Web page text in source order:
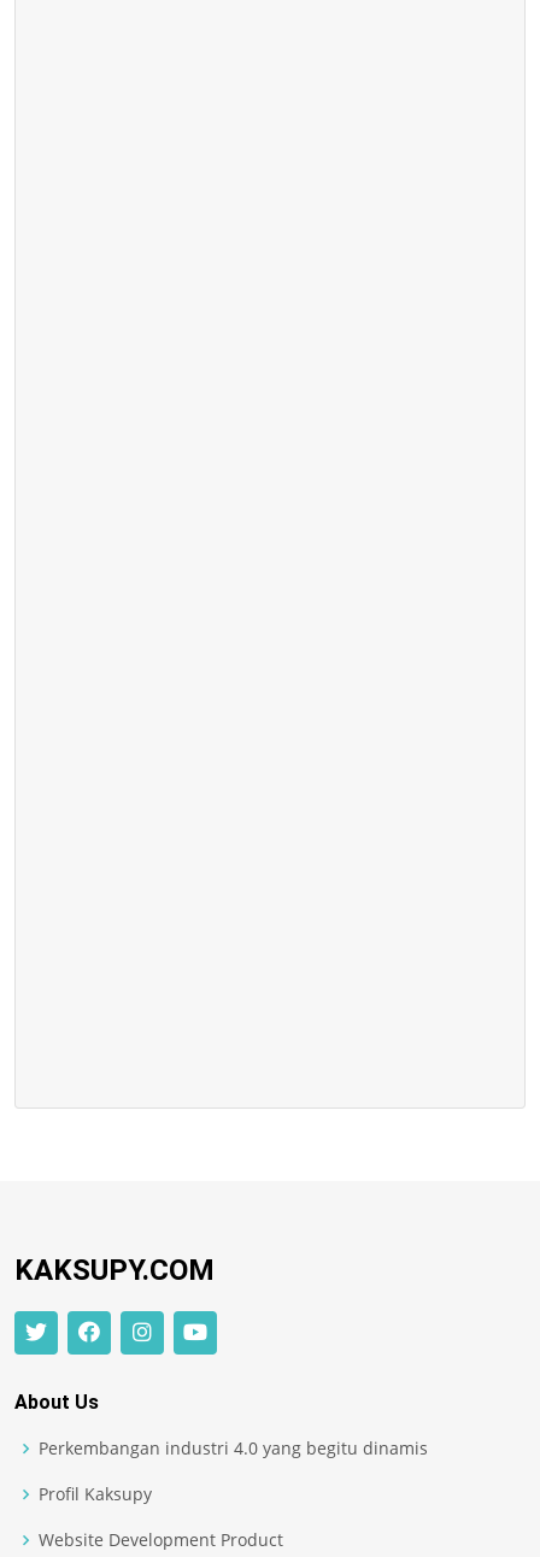
KAKSUPY.COM
About Us
Perkembangan industri 4.0 yang begitu dinamis
Profil Kaksupy
Website Development Product